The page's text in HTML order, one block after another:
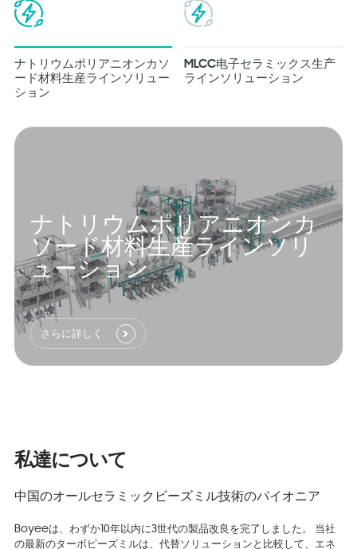
ナトリウムポリアニオンカソ
ード材料生産ラインソリュー
ション
MLCC电子セラミックス生产
ラインソリューション
ナトリウムポリアニオンカ
ソード材料生産ラインソリ
ューション
さらに詳しく
私達について
中国のオールセラミックビーズミル技術のパイオニア
Boyeeは、わずか10年以内に3世代の製品改良を完了しました。 当社
の最新のターボビーズミルは、代替ソリューションと比較して、エネ